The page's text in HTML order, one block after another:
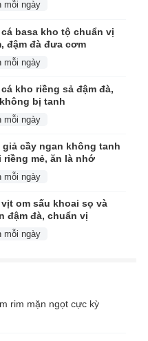
mỗi ngày
cá basa kho tộ chuẩn vị
đậm đà đưa cơm
mỗi ngày
kho riềng sả đậm đà,
bị tanh
mỗi ngày
giả cầy ngan không tanh
riềng mẻ, ăn là nhớ
mỗi ngày
vịt om sấu khoai sọ và
đậm đà, chuẩn vị
mỗi ngày
rim mặn ngọt cực kỳ